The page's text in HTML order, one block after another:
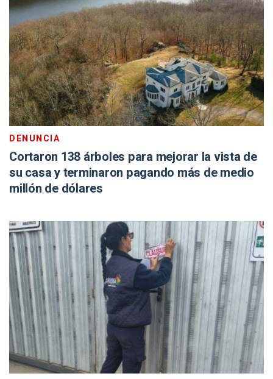
DENUNCIA
Cortaron 138 árboles para mejorar la vista de
su casa y terminaron pagando más de medio
millón de dólares